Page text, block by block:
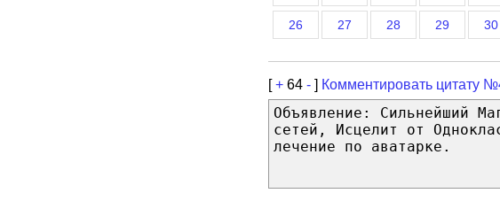
26 27 28 29 30
[+ 64 - ] Комментировать цитату
Объявление: Сильнейший
сетей, Исцелит от
лечение по аватарке.